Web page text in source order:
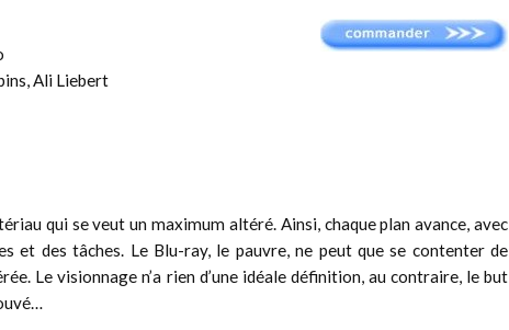
Ali Liebert
qui se veut un maximum altéré. Ainsi, chaque plan avance, avec
et des tâches. Le Blu-ray, le pauvre, ne peut que se contenter de
Le visionnage n’a rien d’une idéale définition, au contraire, le but